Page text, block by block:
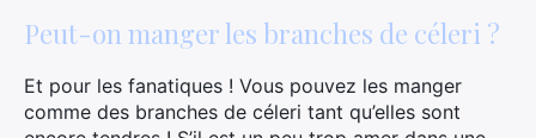
Peut-on manger les branches de céleri ?
Et pour les fanatiques ! Vous pouvez les manger
comme des branches de céleri tant qu’elles sont